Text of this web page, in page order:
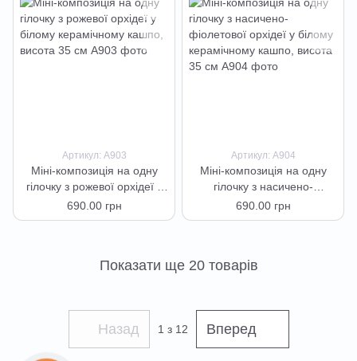
Артикул: А903
Міні-композиція на одну
гілочку з рожевої орхідеї у
білому керамічному кашпо,
висота 35 см
690.00 грн
Артикул: А904
Міні-композиція на одну
гілочку з насичено-
фіолетової орхідеї у білому
керамічному кашпо, висота
690.00 грн
Показати ще 20 товарів
Назад 1 з 12 Вперед